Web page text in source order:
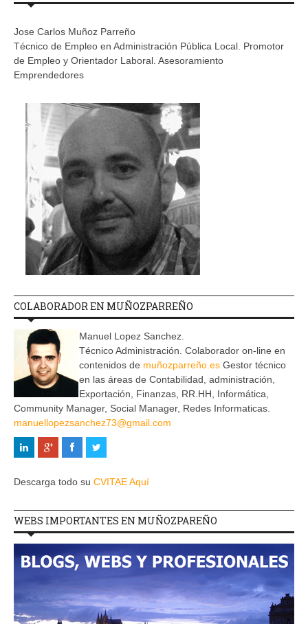
Jose Carlos Muñoz Parreño
Técnico de Empleo en Administración Pública Local. Promotor
de Empleo y Orientador Laboral. Asesoramiento
Emprendedores
COLABORADOR EN MUÑOZPARREÑO
Manuel Lopez Sanchez.
Técnico Administración. Colaborador on-line en
contenidos de muñozparreño.es Gestor técnico
en las áreas de Contabilidad, administración,
Exportación, Finanzas, RR.HH, Informática,
Community Manager, Social Manager, Redes Informaticas.
manuellopezsanchez73@gmail.com
Descarga todo su CVITAE Aquí
WEBS IMPORTANTES EN MUÑOZPAREÑO